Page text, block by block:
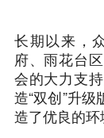
长期以来，
府、雨花台
会的大力支
造“双创”升
造了优良的环